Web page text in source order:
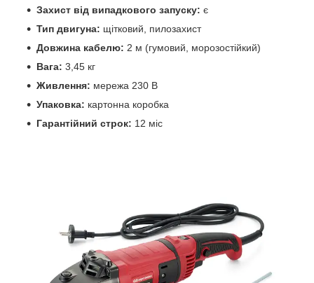
Захист від випадкового запуску: є
Тип двигуна: щітковий, пилозахист
Довжина кабелю: 2 м (гумовий, морозостійкий)
Вага: 3,45 кг
Живлення: мережа 230 В
Упаковка: картонна коробка
Гарантійний строк: 12 міс